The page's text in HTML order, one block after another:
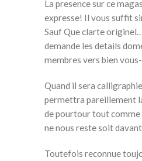
La presence sur ce
expresse! Il vous suffit
Sauf Que clarte
demande les details
membres vers bien
Quand il sera
permettra pareillement
de pourtour tout comme
ne nous reste soit
Toutefois reconnue